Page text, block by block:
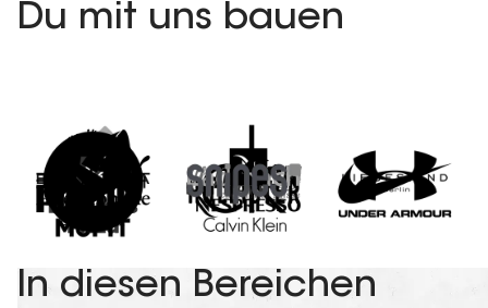
Du mit uns bauen
In diesen Bereichen